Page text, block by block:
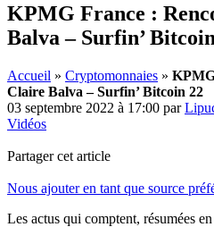
KPMG France :
Balva – Surfin’
Accueil » Cryptomonnaies »
Claire Balva – Surfin’ Bitcoin 22
03 septembre 2022 à 17:00 par
Vidéos
Partager cet article
Nous ajouter en tant que source
Les actus qui comptent, résumées